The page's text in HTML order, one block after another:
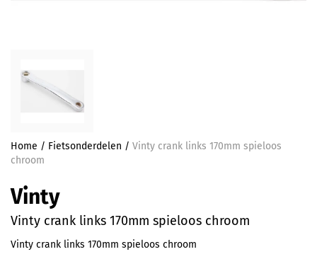
Home / Fietsonderdelen / Vinty crank links 170mm spieloos
chroom
Vinty
Vinty crank links 170mm spieloos chroom
Vinty crank links 170mm spieloos chroom